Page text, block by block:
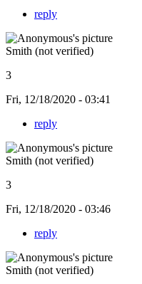
reply
Smith (not verified)
3
Fri, 12/18/2020 - 03:41
reply
Smith (not verified)
3
Fri, 12/18/2020 - 03:46
reply
Smith (not verified)